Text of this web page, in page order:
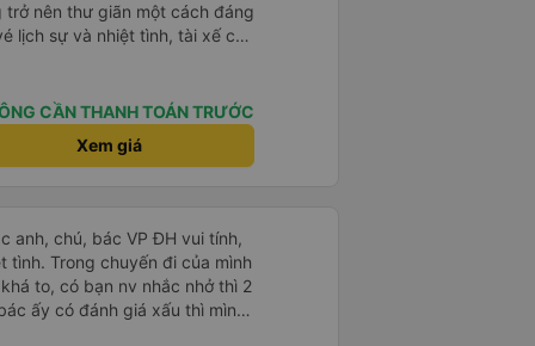
nên thư giãn một cách đáng
lịch sự và nhiệt tình, tài xế cẩn
đều được tổ chức tốt. Các
dễ dàng, và toàn bộ chuyến
Tôi đặt vé qua Vexere, và toàn
khi đến nơi - đều suôn sẻ
lòng với công ty này và
Travel một lần nữa. Rất đáng
CẦN THANH TOÁN TRƯỚC
Xem giá
anh, chú, bác VP ĐH vui tính,
đi của mình
to, có bạn nv nhắc nhở thì 2
ấy có đánh giá xấu thì mình
rất đúng. 2 bác nói rất to. To